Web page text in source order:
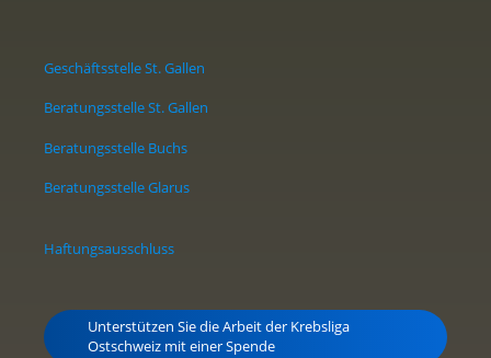
Geschäftsstelle St. Gallen
Beratungsstelle St. Gallen
Beratungsstelle Buchs
Beratungsstelle Glarus
Haftungsausschluss
Unterstützen Sie die Arbeit der Krebsliga
Ostschweiz mit einer Spende